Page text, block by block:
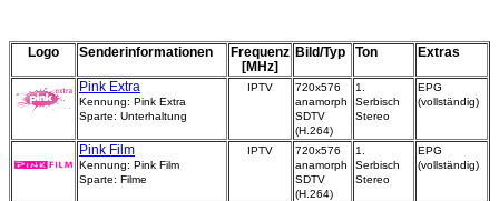
Logo Senderinformationen
Frequenz
[MHz]
Bild/Typ Ton Extras
Pink Extra
Kennung: Pink Extra
Sparte: Unterhaltung
IPTV
720x576
anamorph
SDTV
(H.264)
1.
Serbisch
Stereo
EPG
(vollständig)
Pink Film
Kennung: Pink Film
Sparte: Filme
IPTV
720x576
anamorph
SDTV
(H.264)
1.
Serbisch
Stereo
EPG
(vollständig)